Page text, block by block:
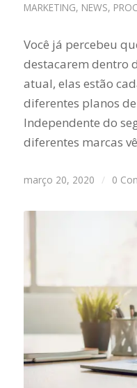
MARKETING, NEWS,
Você já percebeu
destacarem dentro
atual, elas estão
diferentes planos
Independente do
diferentes marcas
março 20, 2020 / 0